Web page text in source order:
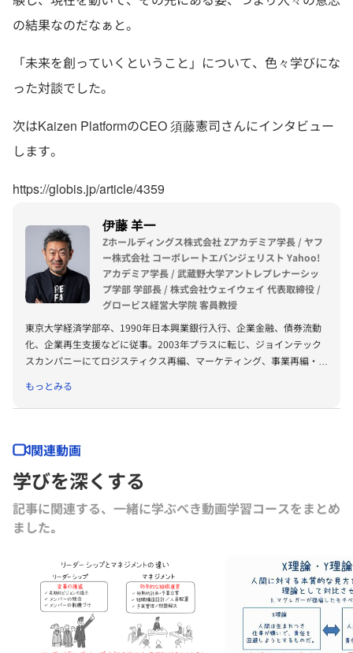
の結果なのだなぁと。
「未来を創っていくということ」について、色々学びにな
った対談でした。
次はKaizen PlatformのCEO 須藤憲司さんにインタビュー
します。
https://globis.jp/article/4359
伊藤 羊一
Zホールディングス株式会社 Zアカデミア学長 / ヤフ
ー株式会社 コーポレートエバンジェリスト Yahoo!
アカデミア学長 / 武蔵野大学アントレプレナーシッ
プ学部 学部長 / 株式会社ウェイウェイ 代表取締役 /
グロービス経営大学院 客員教授
東京大学経済学部卒、1990年日本興業銀行入行、企業金融、債券流動
化、企業再生支援などに従事。2003年プラスに転じ、ジョインテック
スカンパニーにてロジスティクス再編、マーケティング、事業再編・再
トを歴任、経営と新規事業開発に携わる。2015年4月ヤフーに転じ、現
在Zアカデミア学長、Yahoo!アカデミア学長としてZホールディング
ービス経営大学院客員教授としてリーダー開発を行う。若い世代のアン
トレプレナーシップ醸成のために2021年4月より武蔵野大学アントレプ
レナーシップ学部（武蔵野EMC）を開設、学部長に就任。代表作『1分
で話せ』は52万部を超えるベストセラーに。その他『0秒で動け』『1
行書くだけ日記』『
FREE, FLAT, FUN』など。
もっとみる
関連動画
学びを深くする
記事に関連する、一緒に学ぶべき動画学習コースをまとめ
ました｡